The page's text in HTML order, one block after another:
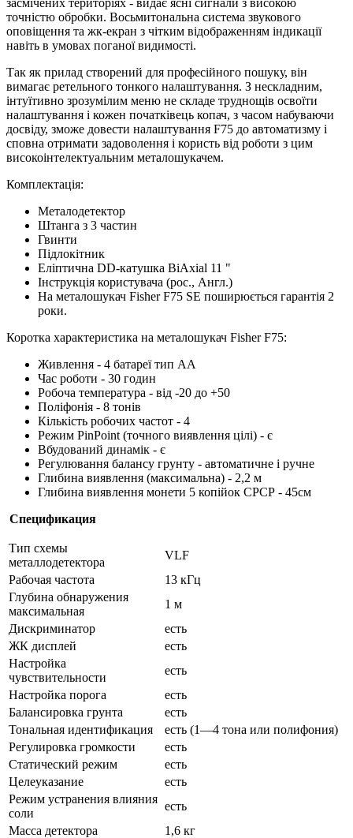
точністю обробки. Восьмитональна система звукового
оповіщення та жк-екран з чітким відображенням індикації
навіть в умовах поганої видимості.
Так як прилад створений для професійного пошуку, він
вимагає ретельного тонкого налаштування. З нескладним,
інтуїтивно зрозумілим меню не складе труднощів освоїти
налаштування і кожен початківець копач, з часом набуваючи
досвіду, зможе довести налаштування F75 до автоматизму і
сповна отримати задоволення і користь від роботи з цим
високоінтелектуальним металошукачем.
Комплектація:
Металодетектор
Штанга з 3 частин
Гвинти
Підлокітник
Еліптична DD-катушка BiAxial 11 "
Інструкція користувача (рос., Англ.)
На металошукач Fisher F75 SE поширюється гарантія 2
роки.
Коротка характеристика на металошукач Fisher F75:
Живлення - 4 батареї тип АА
Час роботи - 30 годин
Робоча температура - від -20 до +50
Поліфонія - 8 тонів
Кількість робочих частот - 4
Режим PinPoint (точного виявлення цілі) - є
Вбудований динамік - є
Регулювання балансу грунту - автоматичне і ручне
Глибина виявлення (максимальна) - 2,2 м
Глибина виявлення монети 5 копійок СРСР - 45см
Спецификация
Тип схемы
металлодетектора
VLF
Рабочая частота
13 кГц
Глубина обнаружения
максимальная
1 м
Дискриминатор
есть
ЖК дисплей
есть
Настройка
чувствительности
есть
Настройка порога
есть
Балансировка грунта
есть
Тональная идентификация
есть (1—4 тона или полифония)
Регулировка громкости
есть
Статический режим
есть
Целеуказание
есть
Режим устранения влияния
соли
есть
Масса детектора
1,6 кг